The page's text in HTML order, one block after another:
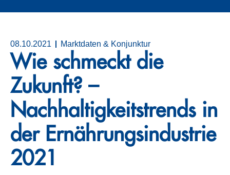
08.10.2021 Marktdaten & Konjunktur
Wie schmeckt die
Zukunft? –
Nachhaltigkeitstrends in
der Ernährungsindustrie
2021